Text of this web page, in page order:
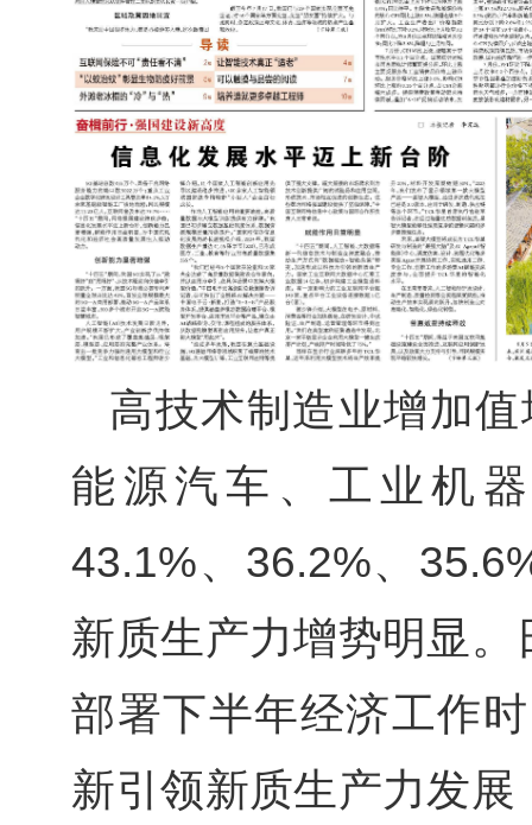
高技术制造业增加
能源汽车、工业机
43.1%、36.2%、
新质生产力增势明显
部署下半年经济工作
新引领新质生产力发